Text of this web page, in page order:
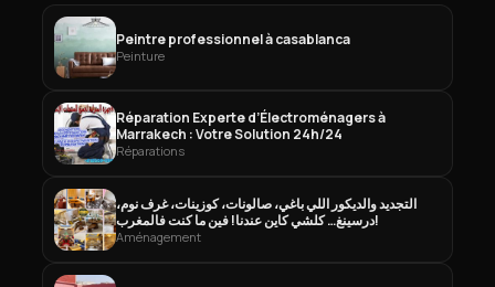
Peintre professionnel à casablanca
Peinture
Réparation Experte d’Électroménagers à
Marrakech : Votre Solution 24h/24
Réparations
التجديد والديكور اللي باغي، صالونات، كوزينات، غرف نوم،
درسينغ… كلشي كاين عندنا! فين ما كنت فالمغرب!
Aménagement